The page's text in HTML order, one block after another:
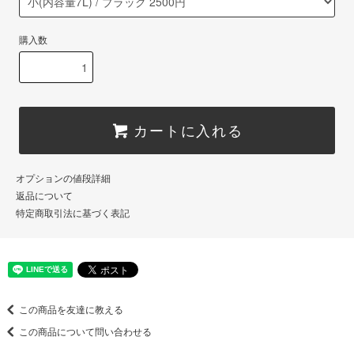
購入数
カートに入れる
オプションの値段詳細
返品について
特定商取引法に基づく表記
この商品を友達に教える
この商品について問い合わせる